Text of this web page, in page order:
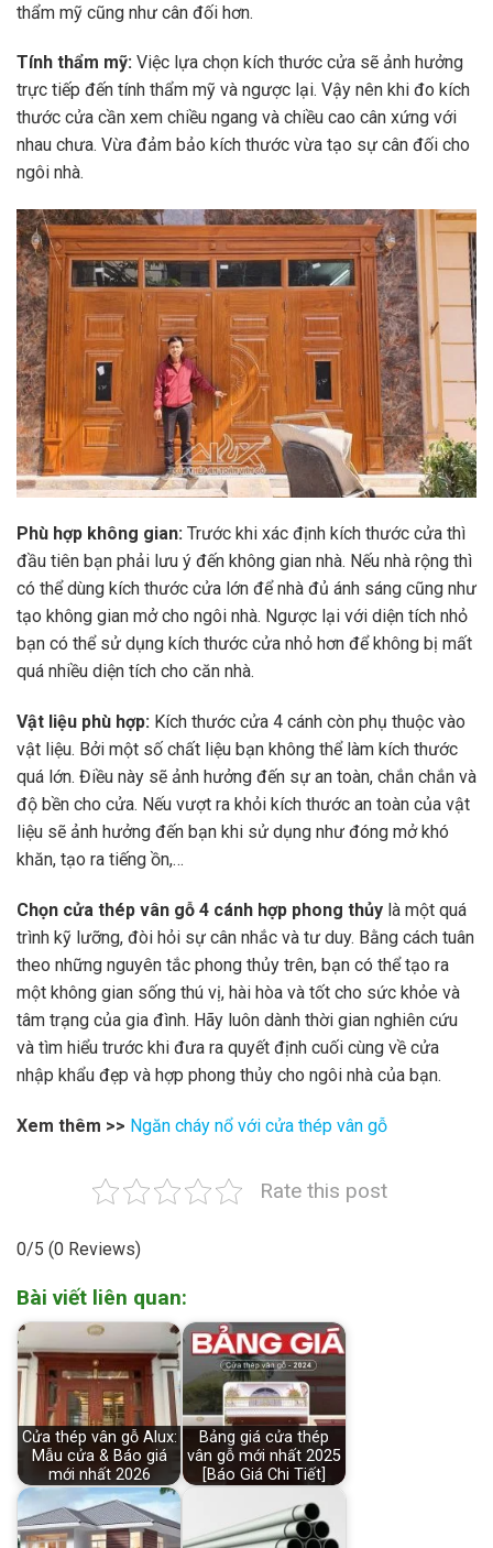
thẩm mỹ cũng như cân đối hơn.
Tính thẩm mỹ: Việc lựa chọn kích thước cửa sẽ ảnh hưởng
trực tiếp đến tính thẩm mỹ và ngược lại. Vậy nên khi đo kích
thước cửa cần xem chiều ngang và chiều cao cân xứng với
nhau chưa. Vừa đảm bảo kích thước vừa tạo sự cân đối cho
ngôi nhà.
Phù hợp không gian: Trước khi xác định kích thước cửa thì
đầu tiên bạn phải lưu ý đến không gian nhà. Nếu nhà rộng thì
có thể dùng kích thước cửa lớn để nhà đủ ánh sáng cũng như
tạo không gian mở cho ngôi nhà. Ngược lại với diện tích nhỏ
bạn có thể sử dụng kích thước cửa nhỏ hơn để không bị mất
quá nhiều diện tích cho căn nhà.
Vật liệu phù hợp: Kích thước cửa 4 cánh còn phụ thuộc vào
vật liệu. Bởi một số chất liệu bạn không thể làm kích thước
quá lớn. Điều này sẽ ảnh hưởng đến sự an toàn, chắn chắn và
độ bền cho cửa. Nếu vượt ra khỏi kích thước an toàn của vật
liệu sẽ ảnh hưởng đến bạn khi sử dụng như đóng mở khó
khăn, tạo ra tiếng ồn,…
Chọn cửa thép vân gỗ 4 cánh hợp phong thủy là một quá
trình kỹ lưỡng, đòi hỏi sự cân nhắc và tư duy. Bằng cách tuân
theo những nguyên tắc phong thủy trên, bạn có thể tạo ra
một không gian sống thú vị, hài hòa và tốt cho sức khỏe và
tâm trạng của gia đình. Hãy luôn dành thời gian nghiên cứu
và tìm hiểu trước khi đưa ra quyết định cuối cùng về cửa
nhập khẩu đẹp và hợp phong thủy cho ngôi nhà của bạn.
Xem thêm >> Ngăn cháy nổ với cửa thép vân gỗ
Rate this post
0/5 (0 Reviews)
Bài viết liên quan:
Cửa thép vân gỗ Alux:
Mẫu cửa & Báo giá
mới nhất 2026
Bảng giá cửa thép
vân gỗ mới nhất 2025
[Báo Giá Chi Tiết]